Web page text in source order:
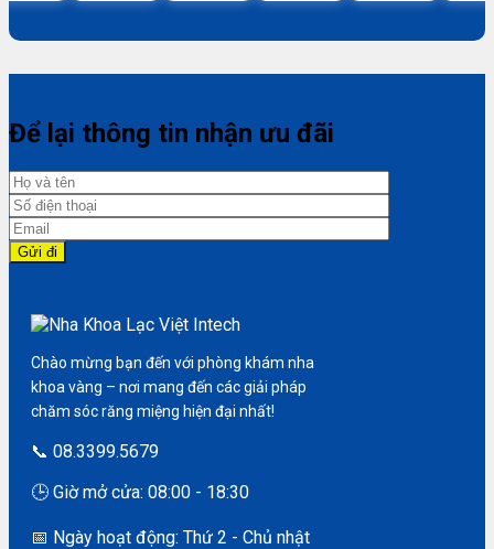
Để lại thông tin nhận ưu đãi
Chào mừng bạn đến với phòng khám nha
khoa vàng – nơi mang đến các giải pháp
chăm sóc răng miệng hiện đại nhất!
📞 08.3399.5679
🕒 Giờ mở cửa: 08:00 - 18:30
📅 Ngày hoạt động: Thứ 2 - Chủ nhật